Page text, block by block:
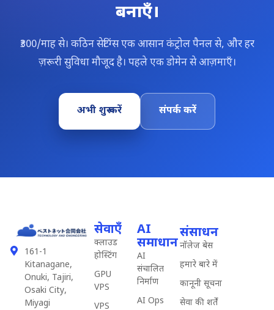
बनाएँ।
₹300/माह से। कठिन सेटिंग्स एक आसान कंट्रोल पैनल से, और हर
ज़रूरी सुविधा मौजूद है। पहले एक डोमेन से आज़माएँ।
अभी शुरू करें संपर्क करें
161-1
Kitanagane,
Onuki, Tajiri,
Osaki City,
Miyagi
सेवाएँ
क्लाउड
होस्टिंग
GPU
VPS
VPS
AI
समाधान
AI
संचालित
निर्माण
AI Ops
संसाधन
नॉलेज बेस
हमारे बारे में
कानूनी सूचना
सेवा की शर्तें